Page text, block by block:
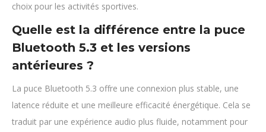
choix pour les activités sportives.
Quelle est la différence entre la puce
Bluetooth 5.3 et les versions
antérieures ?
La puce Bluetooth 5.3 offre une connexion plus stable, une
latence réduite et une meilleure efficacité énergétique. Cela se
traduit par une expérience audio plus fluide, notamment pour